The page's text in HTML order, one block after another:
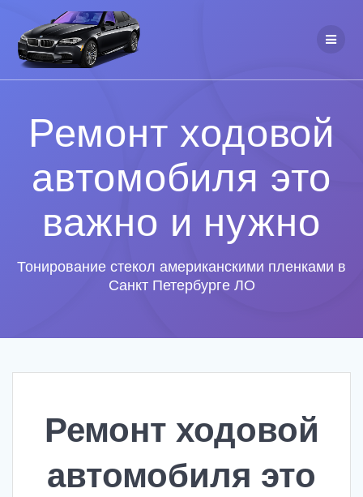
Ремонт ходовой
автомобиля это
важно и нужно
Тонирование стекол американскими пленками в
Санкт Петербурге ЛО
Ремонт ходовой
автомобиля это